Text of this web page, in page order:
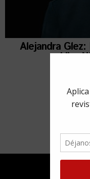
Alejandra
exhibe
6 abril,